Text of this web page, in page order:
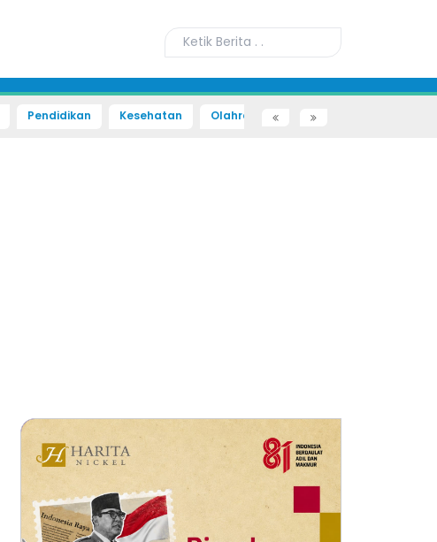
Pendidikan Kesehatan Olahraga Sains dan Teknologi